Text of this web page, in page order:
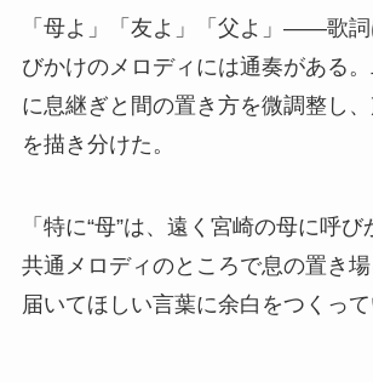
「母よ」「友よ」「父よ」――歌
びかけのメロディには通奏がある
に息継ぎと間の置き方を微調整し
を描き分けた。
「特に“母”は、遠く宮崎の母に呼び
共通メロディのところで息の置き場
届いてほしい言葉に余白をつくって